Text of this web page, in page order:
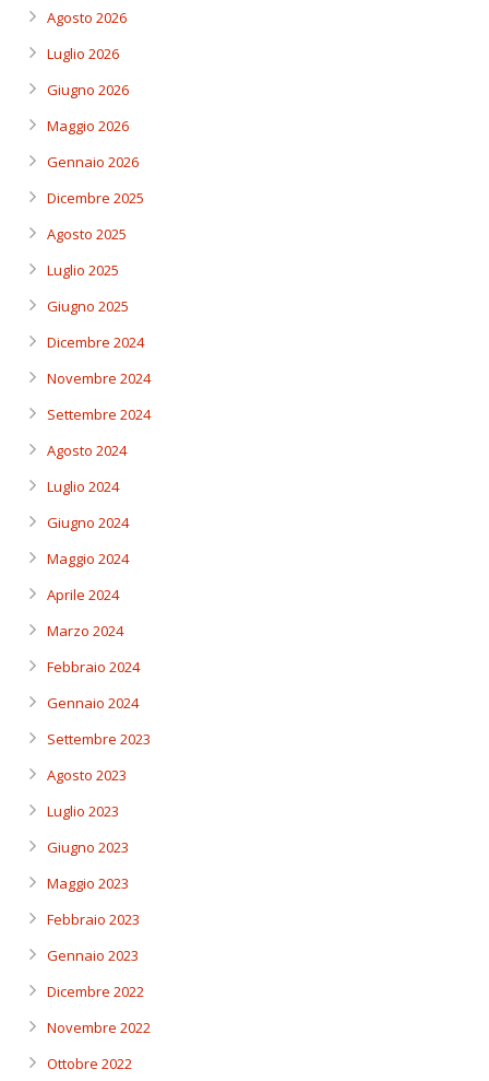
Agosto 2026
Luglio 2026
Giugno 2026
Maggio 2026
Gennaio 2026
Dicembre 2025
Agosto 2025
Luglio 2025
Giugno 2025
Dicembre 2024
Novembre 2024
Settembre 2024
Agosto 2024
Luglio 2024
Giugno 2024
Maggio 2024
Aprile 2024
Marzo 2024
Febbraio 2024
Gennaio 2024
Settembre 2023
Agosto 2023
Luglio 2023
Giugno 2023
Maggio 2023
Febbraio 2023
Gennaio 2023
Dicembre 2022
Novembre 2022
Ottobre 2022